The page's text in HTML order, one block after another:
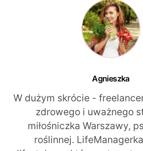
Agnieszka
W dużym skrócie -
zdrowego i uważnego
miłośniczka Warszawy,
roślinnej.